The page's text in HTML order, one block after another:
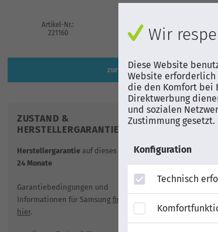
Wir
Diese Website
Website erforderlich
die den Komfort bei
Direktwerbung
und sozialen
Zustimmung gesetzt.
Konfiguration
Technisch
ZUSTAND &
HERSTELLERGARANTIE
Herstellergarantieauf dieses Produkt:
24 Monate
Garantiebedingungen und
Informationen für Samsung finden Sie
hier.
VERSAND
zur Artikelbeschreibung
Artikel-Nr.:
221160
8806097253006